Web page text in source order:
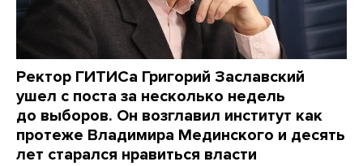
Ректор ГИТИСа Григорий Заславский
ушел с поста за несколько недель
до выборов. Он возглавил институт как
протеже Владимира Мединского и десять
лет старался нравиться власти